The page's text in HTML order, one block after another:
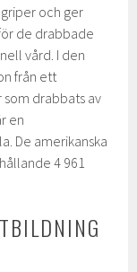
och ger
de drabbade
vård. I den
från ett
drabbats av
en
De amerikanska
4 961